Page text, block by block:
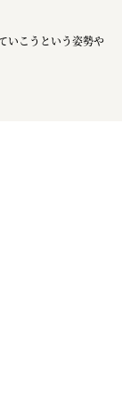
いこうという姿勢や